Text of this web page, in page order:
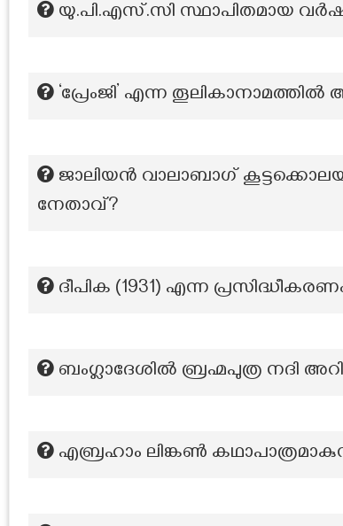
യു.പി.എസ്.സി സ്ഥാപിതമായ
‘പ്രേംജി’ എന്ന തൂലികാനാമത്തില്‍
ജാലിയൻ വാലാബാഗ്
നേതാവ്?
ദീപിക (1931) എന്ന
ബംഗ്ലാദേശിൽ ബ്രഹ്മപുത്ര നദി
എബ്രഹാം ലിങ്കണ്‍